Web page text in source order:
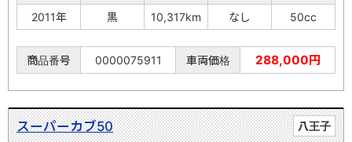
2011年
黒 10,317km なし 50cc
商品番号 0000075911 車両価格 288,000円
八王子
スーパーカブ50